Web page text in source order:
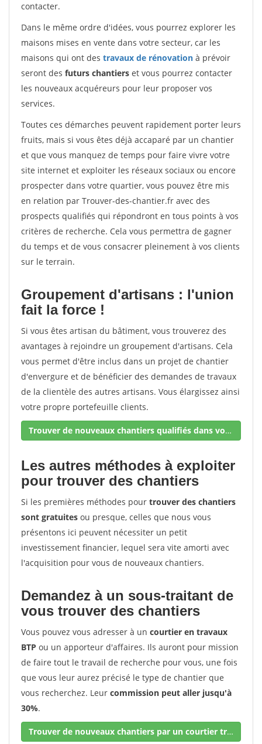
contacter.
Dans le même ordre d'idées, vous pourrez explorer les
maisons mises en vente dans votre secteur, car les
maisons qui ont des travaux de rénovation à prévoir
seront des futurs chantiers et vous pourrez contacter
les nouveaux acquéreurs pour leur proposer vos
services.
Toutes ces démarches peuvent rapidement porter leurs
fruits, mais si vous êtes déjà accaparé par un chantier
et que vous manquez de temps pour faire vivre votre
site internet et exploiter les réseaux sociaux ou encore
prospecter dans votre quartier, vous pouvez être mis
en relation par Trouver-des-chantier.fr avec des
prospects qualifiés qui répondront en tous points à vos
critères de recherche. Cela vous permettra de gagner
du temps et de vous consacrer pleinement à vos clients
sur le terrain.
Groupement d'artisans : l'union
fait la force !
Si vous êtes artisan du bâtiment, vous trouverez des
avantages à rejoindre un groupement d'artisans. Cela
vous permet d'être inclus dans un projet de chantier
d'envergure et de bénéficier des demandes de travaux
de la clientèle des autres artisans. Vous élargissez ainsi
votre propre portefeuille clients.
Trouver de nouveaux chantiers qualifiés dans votre secteur !
Les autres méthodes à exploiter
pour trouver des chantiers
Si les premières méthodes pour trouver des chantiers
sont gratuites ou presque, celles que nous vous
présentons ici peuvent nécessiter un petit
investissement financier, lequel sera vite amorti avec
l'acquisition pour vous de nouveaux chantiers.
Demandez à un sous-traitant de
vous trouver des chantiers
Vous pouvez vous adresser à un courtier en travaux
BTP ou un apporteur d'affaires. Ils auront pour mission
de faire tout le travail de recherche pour vous, une fois
que vous leur aurez précisé le type de chantier que
vous recherchez. Leur commission peut aller jusqu'à
30%.
Trouver de nouveaux chantiers par un courtier travaux